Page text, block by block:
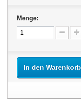
Menge:
In den Warenkorb